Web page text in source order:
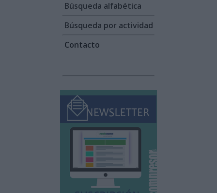
Búsqueda alfabética
Búsqueda por actividad
Contacto